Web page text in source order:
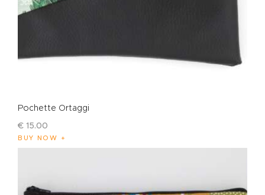
Pochette Ortaggi
€ 15.00
BUY NOW